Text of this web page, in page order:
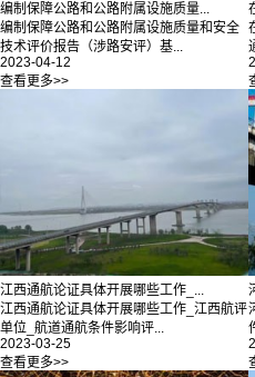
编制保障公路和公路附属设施质量...
编制保障公路和公路附属设施质量和安全
技术评价报告（涉路安评）基...
2023-04-12
查看更多>>
江西通航论证具体开展哪些工作_...
江西通航论证具体开展哪些工作_江西航评
单位_航道通航条件影响评...
2023-03-25
查看更多>>